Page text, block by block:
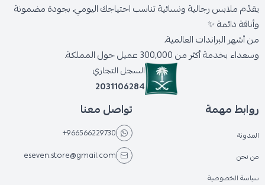
يقدّم ملابس رجالية ونسائية تناسب احتياجك اليومي، بجودة مضمونة
وأناقة دائمة ✨
من أشهر البراندات العالمية،
وسعداء بخدمة أكثر من 300,000 عميل حول المملكة.
السجل التجاري
2031106284
روابط مهمة
المدونة
من نحن
سياسة الخصوصية
تواصل معنا
+966566229730
eseven.store@gmail.com